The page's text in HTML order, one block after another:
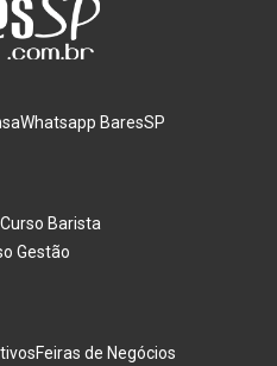
Whatsapp BaresSP
Curso Barista
Gestão
Feiras de Negócios